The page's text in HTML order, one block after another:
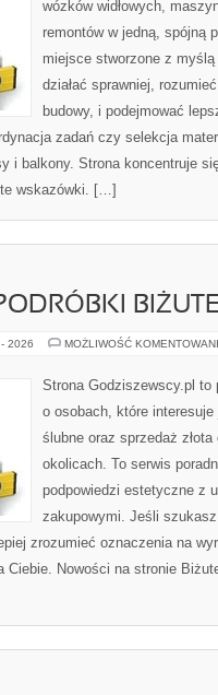
wózków widłowych,
remontów w jedną, spójną
miejsce stworzone z
działać sprawniej,
budowy, i podejmować
zadań czy selekcja
i balkony. Strona koncentruje
wskazówki. […]
2026 MOŻLIWOŚĆ
Strona Godziszewscy.pl
o osobach, które
ślubne oraz sprzedaż
okolicach. To serwis
podpowiedzi estetyczne z
zakupowymi. Jeśli
zrozumieć oznaczenia na
Ciebie. Nowości na stronie